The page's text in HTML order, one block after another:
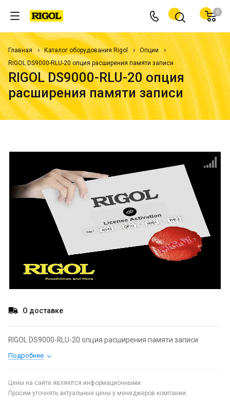
0
Главная Каталог оборудования Rigol
Опции
RIGOL DS9000-RLU-20 опция расширения памяти записи
RIGOL DS9000-RLU-20 опция
расширения памяти записи
О доставке
RIGOL DS9000-RLU-20 опция расширения памяти записи
Подробнее
Цены на сайте являются информационными.
Просим уточнять актуальные цены у менеджеров компании.